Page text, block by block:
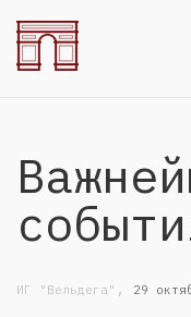
ИГ "Вельдега" , 29